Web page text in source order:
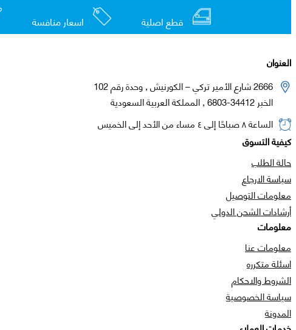
قطع اصلية اسعار منافسة
العنوان
2666 شارع الأمير تركي – الكورنيش , وحدة رقم 102
الخبر 34412-6803 , المملكة العربية السعودية
الساعة ٨ صباحًا إلى ٤ مساء من الأحد إلى الخميس
كيفية التسوق
حالة الطلب
سياسة الارجاع
معلومات التوصيل
أرشادات الشحن الدولي
معلومات
معلومات عنا
اسئلة متكرره
الشروط والاحكام
سياسة الخصوصية
المدونة